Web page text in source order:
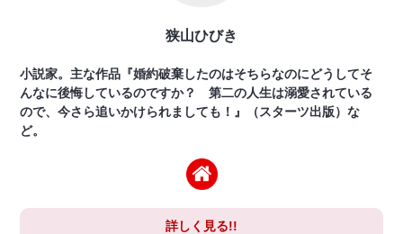
狭山ひびき
小説家。主な作品『婚約破棄したのはそちらなのにどうしてそ
んなに後悔しているのですか？ 第二の人生は溺愛されている
ので、今さら追いかけられましても！』（スターツ出版）な
ど。
詳しく見る!!